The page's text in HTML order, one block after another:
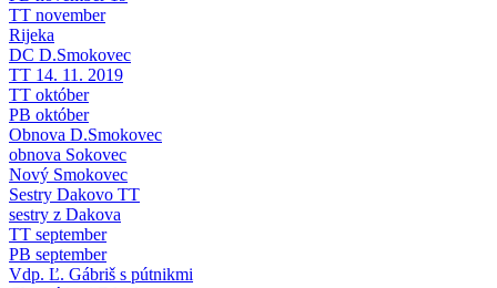
TT november
Rijeka
DC D.Smokovec
TT 14. 11. 2019
TT október
PB október
Obnova D.Smokovec
obnova Sokovec
Nový Smokovec
Sestry Dakovo TT
sestry z Dakova
TT september
PB september
Vdp. Ľ. Gábriš s pútnikmi